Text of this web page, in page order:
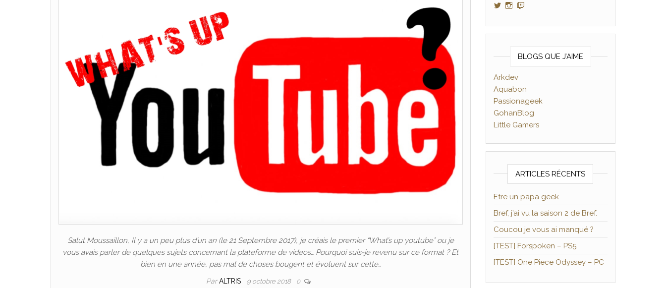
Salut Moussaillon, Il y a un peu plus d’un an (le 21 Septembre 2017), je créais le premier “What’s up youtube” ou je
vous avais parler de quelques sujets concernant la plateforme de videos… Pourquoi suis-je revenu sur ce format ? Et
bien en une année, pas mal de choses bougent et évoluent sur cette…
ParALTRIS 9 octobre 2018 0
Voir le profil de GamerAltris sur Twitter
Voir le profil de GamerAltris sur Instagram
Voir le profil de Gameraltris sur Twitch
BLOGS QUE J’AIME
Arkdev
Aquabon
Passionageek
GohanBlog
Little Gamers
ARTICLES RÉCENTS
Etre un papa geek
Bref, j’ai vu la saison 2 de Bref.
Coucou je vous ai manqué ?
[TEST] Forspoken – PS5
[TEST] One Piece Odyssey – PC